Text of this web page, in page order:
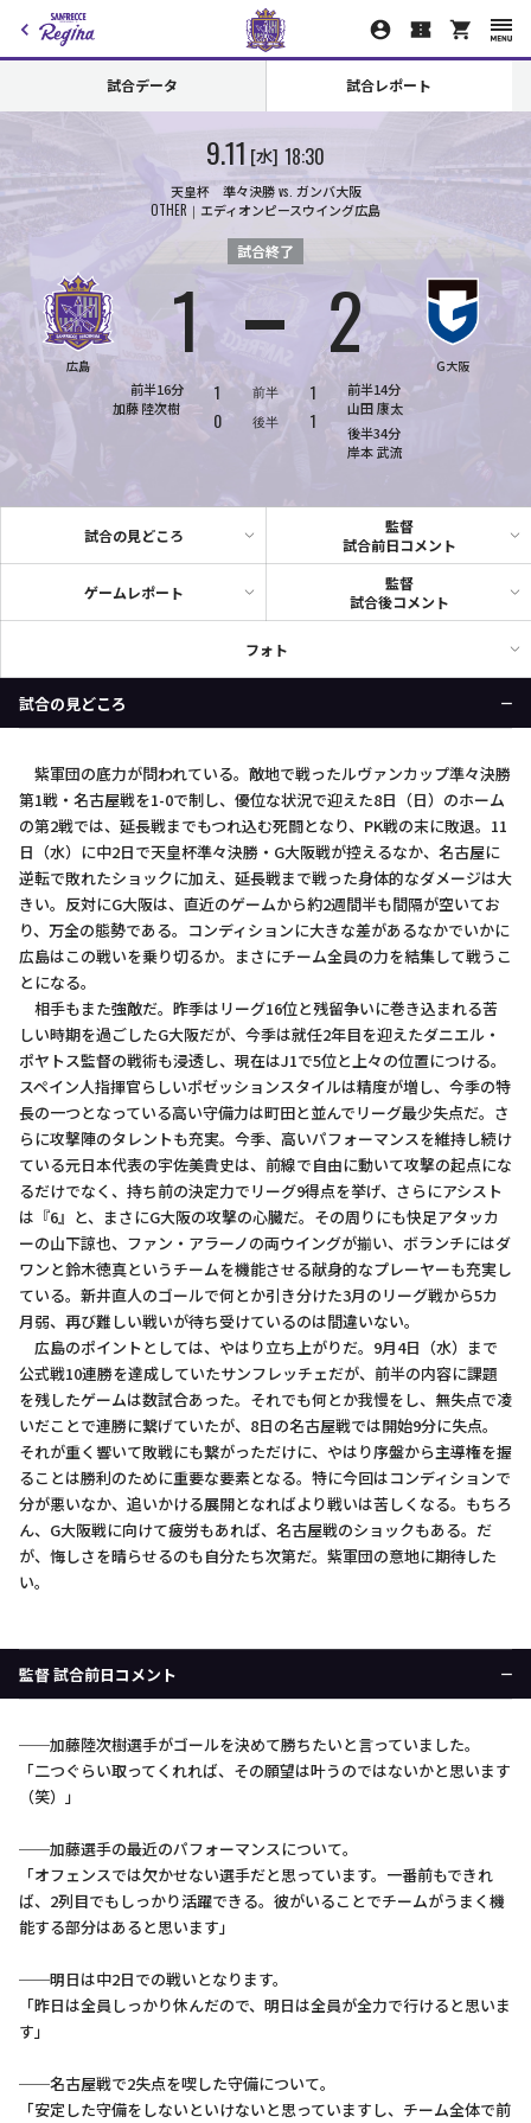
試合データ 試合レポート
9.11 水 18:30
天皇杯 準々決勝vs. ガンバ大阪
OTHER
エディオンピースウイング広島
試合終了
広島 1 対2 G大阪
前半16分
加藤 陸次樹
1 前半
1
0
後半 1
前半14分
山田康太
後半34分
岸本武流
試合の見どころ
監督
試合前日コメント
ゲームレポート
監督
試合後コメント
フォト
試合の見どころ
紫軍団の底力が問われている。敵地で戦ったルヴァンカップ準々決勝
第1戦・名古屋戦を1-0で制し、優位な状況で迎えた8日（日）のホーム
の第2戦では、延長戦までもつれ込む死闘となり、PK戦の末に敗退。11
日（水）に中2日で天皇杯準々決勝・G大阪戦が控えるなか、名古屋に
逆転で敗れたショックに加え、延長戦まで戦った身体的なダメージは大
きい。反対にG大阪は、直近のゲームから約2週間半も間隔が空いてお
り、万全の態勢である。コンディションに大きな差があるなかでいかに
広島はこの戦いを乗り切るか。まさにチーム全員の力を結集して戦うこ
とになる。
相手もまた強敵だ。昨季はリーグ16位と残留争いに巻き込まれる苦
しい時期を過ごしたG大阪だが、今季は就任2年目を迎えたダニエル・
ポヤトス監督の戦術も浸透し、現在はJ1で5位と上々の位置につける。
スペイン人指揮官らしいポゼッションスタイルは精度が増し、今季の特
長の一つとなっている高い守備力は町田と並んでリーグ最少失点だ。さ
らに攻撃陣のタレントも充実。今季、高いパフォーマンスを維持し続け
ている元日本代表の宇佐美貴史は、前線で自由に動いて攻撃の起点にな
るだけでなく、持ち前の決定力でリーグ9得点を挙げ、さらにアシスト
は『6』と、まさにG大阪の攻撃の心臓だ。その周りにも快足アタッカ
ーの山下諒也、ファン・アラーノの両ウイングが揃い、ボランチにはダ
ワンと鈴木徳真というチームを機能させる献身的なプレーヤーも充実し
ている。新井直人のゴールで何とか引き分けた3月のリーグ戦から5カ
月弱、再び難しい戦いが待ち受けているのは間違いない。
広島のポイントとしては、やはり立ち上がりだ。9月4日（水）まで
公式戦10連勝を達成していたサンフレッチェだが、前半の内容に課題
を残したゲームは数試合あった。それでも何とか我慢をし、無失点で凌
いだことで連勝に繋げていたが、8日の名古屋戦では開始9分に失点。
それが重く響いて敗戦にも繋がっただけに、やはり序盤から主導権を握
ることは勝利のために重要な要素となる。特に今回はコンディションで
分が悪いなか、追いかける展開となればより戦いは苦しくなる。もちろ
ん、G大阪戦に向けて疲労もあれば、名古屋戦のショックもある。だ
が、悔しさを晴らせるのも自分たち次第だ。紫軍団の意地に期待した
い。
監督 試合前日コメント
──加藤陸次樹選手がゴールを決めて勝ちたいと言っていました。
「二つぐらい取ってくれれば、その願望は叶うのではないかと思います
（笑）」
──加藤選手の最近のパフォーマンスについて。
「オフェンスでは欠かせない選手だと思っています。一番前もできれ
ば、2列目でもしっかり活躍できる。彼がいることでチームがうまく機
能する部分はあると思います」
──明日は中2日での戦いとなります。
「昨日は全員しっかり休んだので、明日は全員が全力で行けると思いま
す」
──名古屋戦で2失点を喫した守備について。
「安定した守備をしないといけないと思っていますし、チーム全体で前